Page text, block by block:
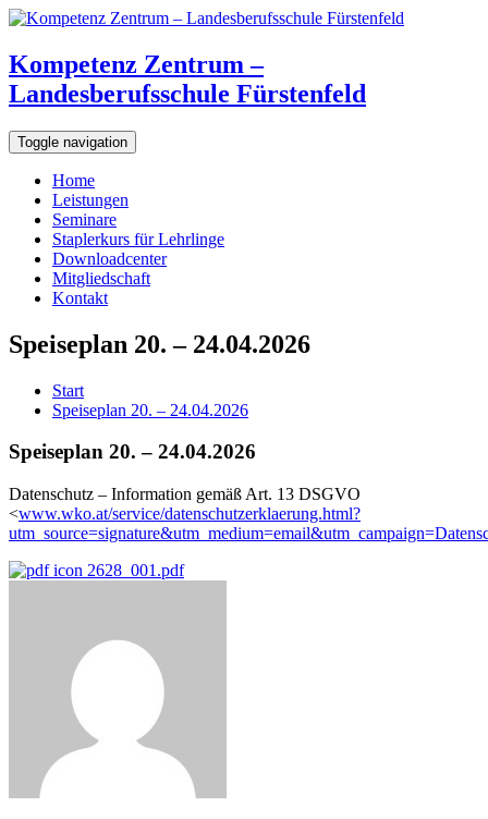
Kompetenz Zentrum –
Landesberufsschule Fürstenfeld
Toggle navigation
Home
Leistungen
Seminare
Staplerkurs für Lehrlinge
Downloadcenter
Mitgliedschaft
Kontakt
Speiseplan 20. – 24.04.2026
Start
Speiseplan 20. – 24.04.2026
Speiseplan 20. – 24.04.2026
Datenschutz – Information gemäß Art. 13 DSGVO
<www.wko.at/service/datenschutzerklaerung.html?
2628_001.pdf